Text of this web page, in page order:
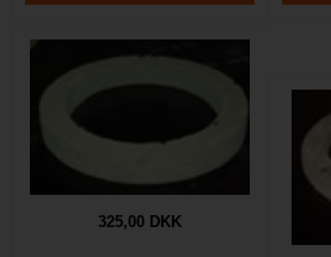
325,00 DKK